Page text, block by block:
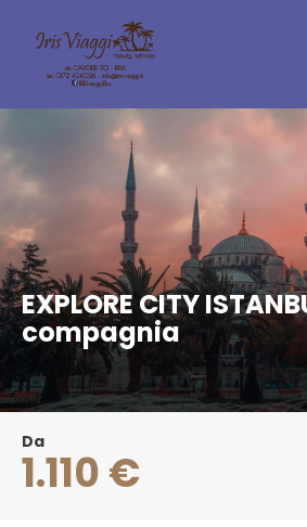
EXPLORE CITY
compagnia
Da
1.110 €